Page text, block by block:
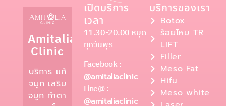
Amitalia
Clinic
บริการ แก้
จมูก เสริม
จมูก ทำตา
เปิดบริการ
เวลา
11.30-20.00 หยุด
ทุกวันพุธ
Facebook :
@amitaliaclinic
Line@ :
@amitaliaclinic
บริการของเรา
Botox
ร้อยไหม TR
LIFT
Filler
Meso Fat
Hifu
Meso white